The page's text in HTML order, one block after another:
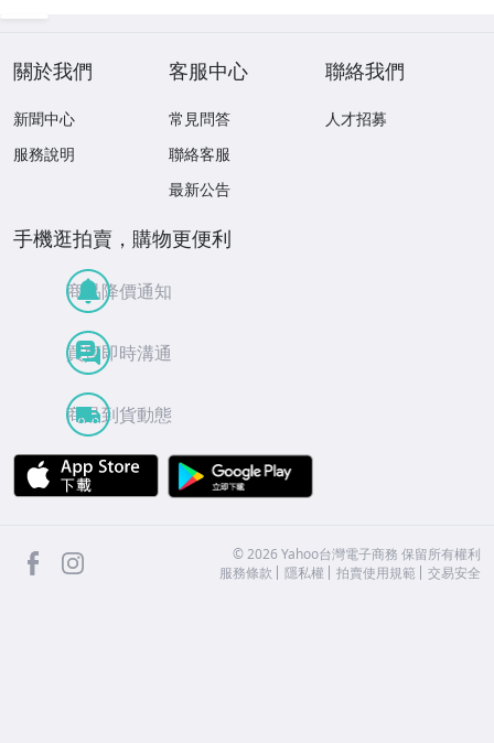
關於我們
新聞中心
服務說明
客服中心
常見問答
聯絡客服
最新公告
聯絡我們
人才招募
手機逛拍賣，購物更便利
商品降價通知
買賣即時溝通
商品到貨動態
APP Store
facebook ©2026 Yahoo台灣電子商務 保留所有權利
服務條款
隱私權 拍賣使用規範 交易安全